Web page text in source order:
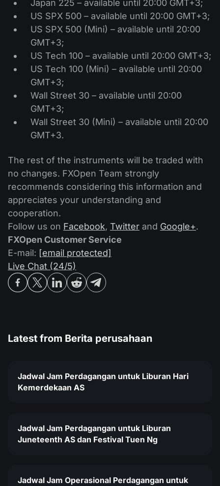
PAMM ECN
Master dan Follower
Kontes Forex
ETF
Mata uang kripto
Kalender Dividen
Forum Forex
Bantuan
Apa itu Trading CFD?
Apa itu Trading ECN?
Apa itu Broker Forex?
Mengapa Kami?
Sejarah
Hubungi kami
Japan 225 – available until 20:00 GMT+3;
US SPX 500 – available until 20:00 GMT+3;
US SPX 500 (Mini) – available until 20:00
GMT+3;
US Tech 100 – available until 20:00 GMT+3;
US Tech 100 (Mini) – available until 20:00
GMT+3;
Wall Street 30 – available until 20:00
GMT+3;
Wall Street 30 (Mini) – available until 20:00
GMT+3.
The rest of the instruments will be traded with
no changes. FXOpen Team strongly
recommends considering this information and
appreciates your understanding and
cooperation.
Follow us on Facebook, Twitter and Google+.
FXOpen Customer Service
E-mail: [email protected]
Live Chat (24/5)
Latest from Berita perusahaan
Jadwal Jam Perdagangan untuk Liburan Hari
Kemerdekaan AS
Jadwal Jam Perdagangan untuk Liburan
Juneteenth AS dan Festival Tuen Ng
Jadwal Jam Operasional Perdagangan untuk